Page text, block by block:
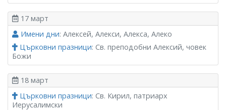
17 март
Имени дни: Алексей, Алекси, Алекса, Алеко
Църковни празници: Св. преподобни Алексий, човек
Божи
18 март
Църковни празници: Св. Кирил, патриарх
Иерусалимски